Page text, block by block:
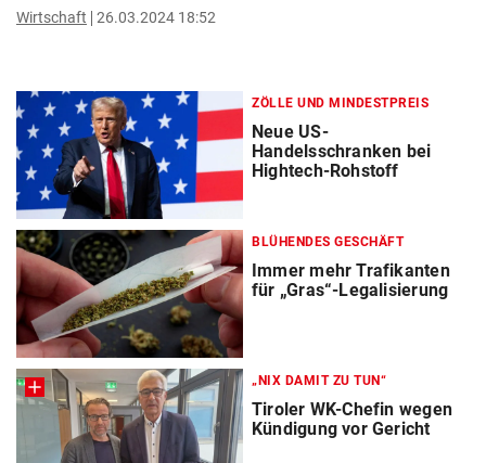
Wirtschaft 26.03.2024 18:52
ZÖLLE UND MINDESTPREIS
Neue US-
Handelsschranken bei
Hightech-Rohstoff
BLÜHENDES GESCHÄFT
Immer mehr Trafikanten
für „Gras“-Legalisierung
„NIX DAMIT ZU TUN“
Tiroler WK-Chefin wegen
Kündigung vor Gericht